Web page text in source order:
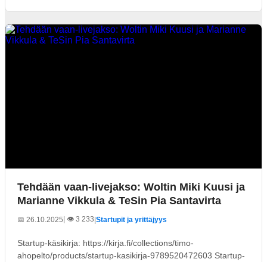
Tehdään vaan-livejakso: Woltin Miki Kuusi ja
Marianne Vikkula & TeSin Pia Santavirta
📅 26.10.2025| 👁️ 3 233 Startupit ja yrittäjyys
Startup-käsikirja: https://kirja.fi/collections/timo-
ahopelto/products/startup-kasikirja-9789520472603 Startup-